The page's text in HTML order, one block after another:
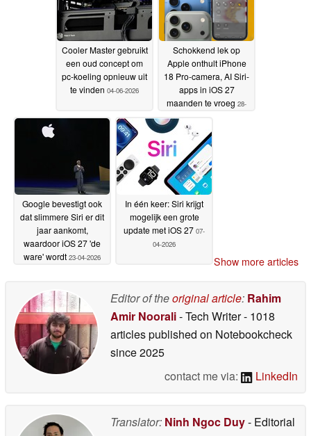
Cooler Master gebruikt
een oud concept om
pc-koeling opnieuw uit
te vinden 04-06-2026
Schokkend lek op
Apple onthult iPhone
18 Pro-camera, AI Siri-
apps in iOS 27
maanden te vroeg 28-
Google bevestigt ook
dat slimmere Siri er dit
jaar aankomt,
waardoor iOS 27 'de
ware' wordt 23-04-2026
In één keer: Siri krijgt
mogelijk een grote
update met iOS 27 07-
04-2026
Show more articles
Editor of theoriginal article: Rahim
Amir Noorali- Tech Writer- 1018
articles published on Notebookcheck
since 2025
contact me via:
LinkedIn
Translator: Ninh Ngoc Duy- Editorial